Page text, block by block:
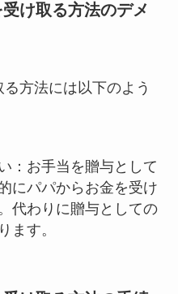
け取る方法のデメ
方法には以下のよう
：お手当を贈与として
にパパからお金を受け
代わりに贈与としての
ます。